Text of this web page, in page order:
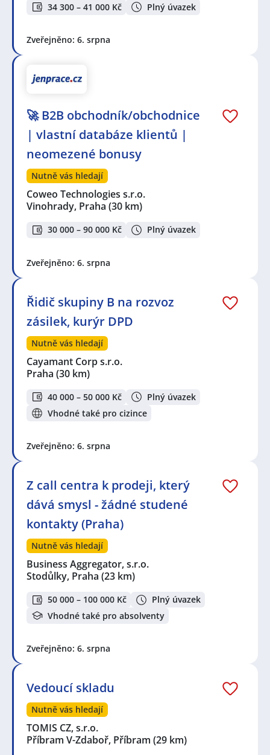
34 300 – 41 000 Kč Plný úvazek
Zveřejněno: 6. srpna
🚀 B2B obchodník/obchodnice
| vlastní databáze klientů |
neomezené bonusy
Nutně vás hledají
Coweo Technologies s.r.o.
Vinohrady, Praha (30 km)
30 000 – 90 000 Kč Plný úvazek
Zveřejněno: 6. srpna
Řidič skupiny B na rozvoz
zásilek, kurýr DPD
Nutně vás hledají
Cayamant Corp s.r.o.
Praha (30 km)
40 000 – 50 000 Kč
Plný úvazek
Vhodné také pro cizince
Zveřejněno: 6. srpna
Z call centra k prodeji, který
dává smysl - žádné studené
kontakty (Praha)
Nutně vás hledají
Business Aggregator, s.r.o.
Stodůlky, Praha (23 km)
50 000 – 100 000 Kč
Plný úvazek
Vhodné také pro absolventy
Zveřejněno: 6. srpna
Vedoucí skladu
Nutně vás hledají
TOMIS CZ, s.r.o.
Příbram V-Zdaboř, Příbram (29 km)